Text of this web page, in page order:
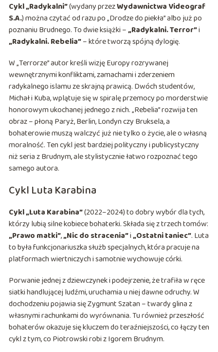
Cykl „Radykalni”(wydany przezWydawnictwa Videograf
S.A.) można czytać od razu po „Drodze do piekła” albo już po
poznaniu Brudnego. To dwie książki –„Radykalni. Terror”i
„Radykalni. Rebelia”– które tworzą spójną dylogię.
W „Terrorze” autor kreśli wizję Europy rozrywanej
wewnętrznymi konfliktami, zamachami i zderzeniem
radykalnego islamu ze skrajną prawicą. Dwóch studentów,
Michał i Kuba, wplątuje się w spiralę przemocy po morderstwie
honorowym ukochanej jednego z nich. „Rebelia” rozwija ten
obraz – płoną Paryż, Berlin, Londyn czy Bruksela, a
bohaterowie muszą walczyć już nie tylko o życie, ale o własną
moralność. Ten cykl jest bardziej polityczny i publicystyczny
niż seria z Brudnym, ale stylistycznie łatwo rozpoznać tego
samego autora.
Cykl Luta Karabina
Cykl „Luta Karabina”(2022–2024) to dobry wybór dla tych,
którzy lubią silne kobiece bohaterki. Składa się z trzech tomów:
„Prawo matki”,„Nic do stracenia”i„Ostatni taniec”. Luta
to była funkcjonariuszka służb specjalnych, która pracuje na
platformach wiertniczych i samotnie wychowuje córki.
Porwanie jednej z dziewczynek i podejrzenie, że trafiła w ręce
siatki handlującej ludźmi, uruchamia u niej dawne odruchy. W
dochodzeniu pojawia się Zygmunt Szatan – twardy glina z
własnymi rachunkami do wyrównania. Tu również przeszłość
bohaterów okazuje się kluczem do teraźniejszości, co łączy ten
cykl z tym, co Piotrowski robi z Igorem Brudnym.